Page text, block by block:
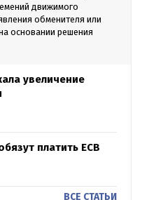
движимого
обменителя или
основании решения
увеличение
платить ЕСВ
ВСЕ СТАТЬИ